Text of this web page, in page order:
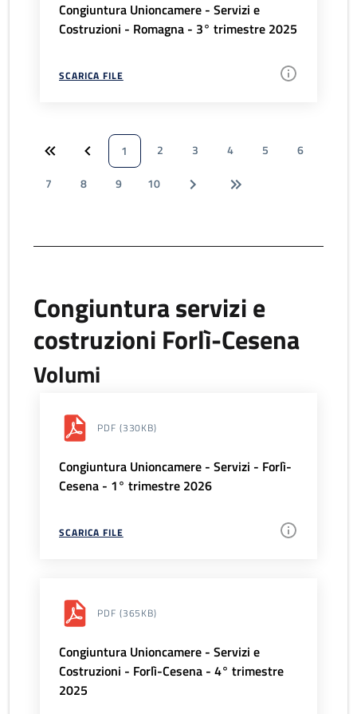
Congiuntura Unioncamere - Servizi e
Costruzioni - Romagna - 3° trimestre 2025
SCARICA FILE
1 2 3 4 5
6
7
8 9 10
Congiuntura servizi e
costruzioni Forlì-Cesena
Volumi
PDF (330KB)
Congiuntura Unioncamere - Servizi - Forlì-
Cesena - 1° trimestre 2026
SCARICA FILE
PDF (365KB)
Congiuntura Unioncamere - Servizi e
Costruzioni - Forlì-Cesena - 4° trimestre
2025